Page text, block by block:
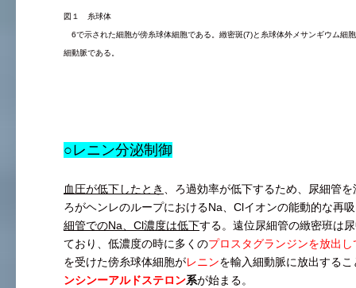
図１ 糸球体
6で示された細胞が傍糸球体細胞である。緻密斑(7)と糸球体外メサンギウム細
細動脈である。
○レニン分泌制御
血圧が低下したとき
、ろ過効率が低下するため、尿細管
ろがヘンレのループにおけるNa、Clイオンの能動的な再
細管でのNa、Cl濃度は低下する。遠位尿細管の緻密班は
ており、低濃度の時に多くのプロスタグランジンを放出
を受けた傍糸球体細胞がレニンを輸入細動脈に放出する
ンシンーアルドステロン系が始まる。